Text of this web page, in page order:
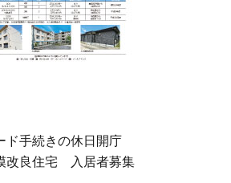
ド手続きの休日開庁
改良住宅 入居者募集